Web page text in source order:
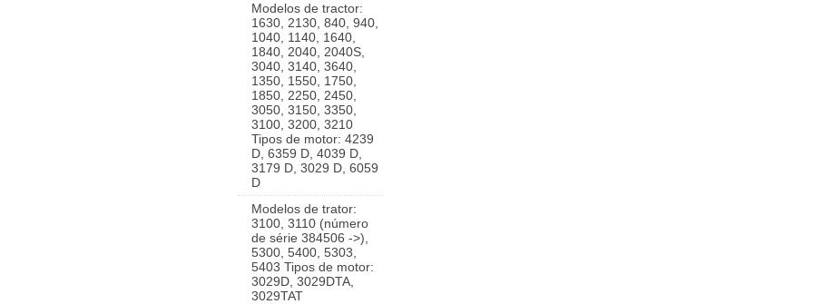
Modelos de tractor:
1630, 2130, 840, 940,
1040, 1140, 1640,
1840, 2040, 2040S,
3040, 3140, 3640,
1350, 1550, 1750,
1850, 2250, 2450,
3050, 3150, 3350,
3100, 3200, 3210
Tipos de motor: 4239
D, 6359 D, 4039 D,
3179 D, 3029 D, 6059
D
Modelos de trator:
3100, 3110 (número
de série 384506 ->),
5300, 5400, 5303,
5403 Tipos de motor:
3029D, 3029DTA,
3029TAT